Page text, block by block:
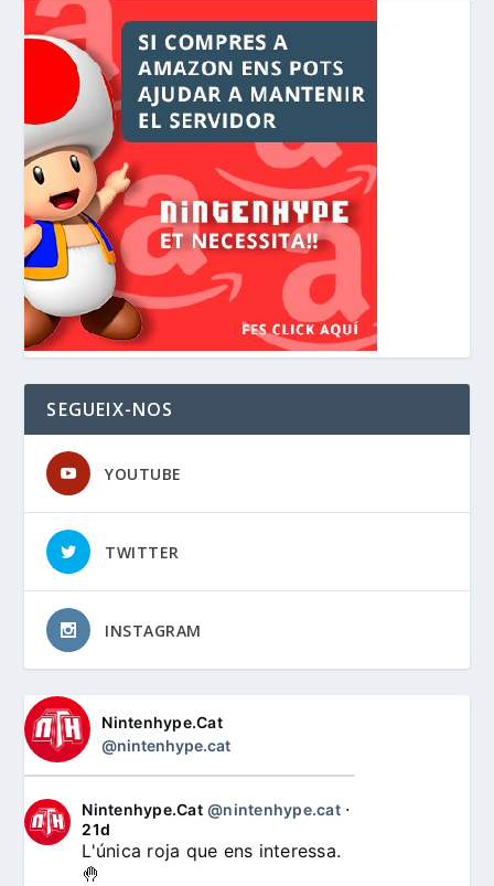
SEGUEIX-NOS
YOUTUBE
TWITTER
INSTAGRAM
Nintenhype.Cat
@nintenhype.cat
Nintenhype.Cat @nintenhype.cat⋅
21d
L'única roja que ens interessa.
🤚